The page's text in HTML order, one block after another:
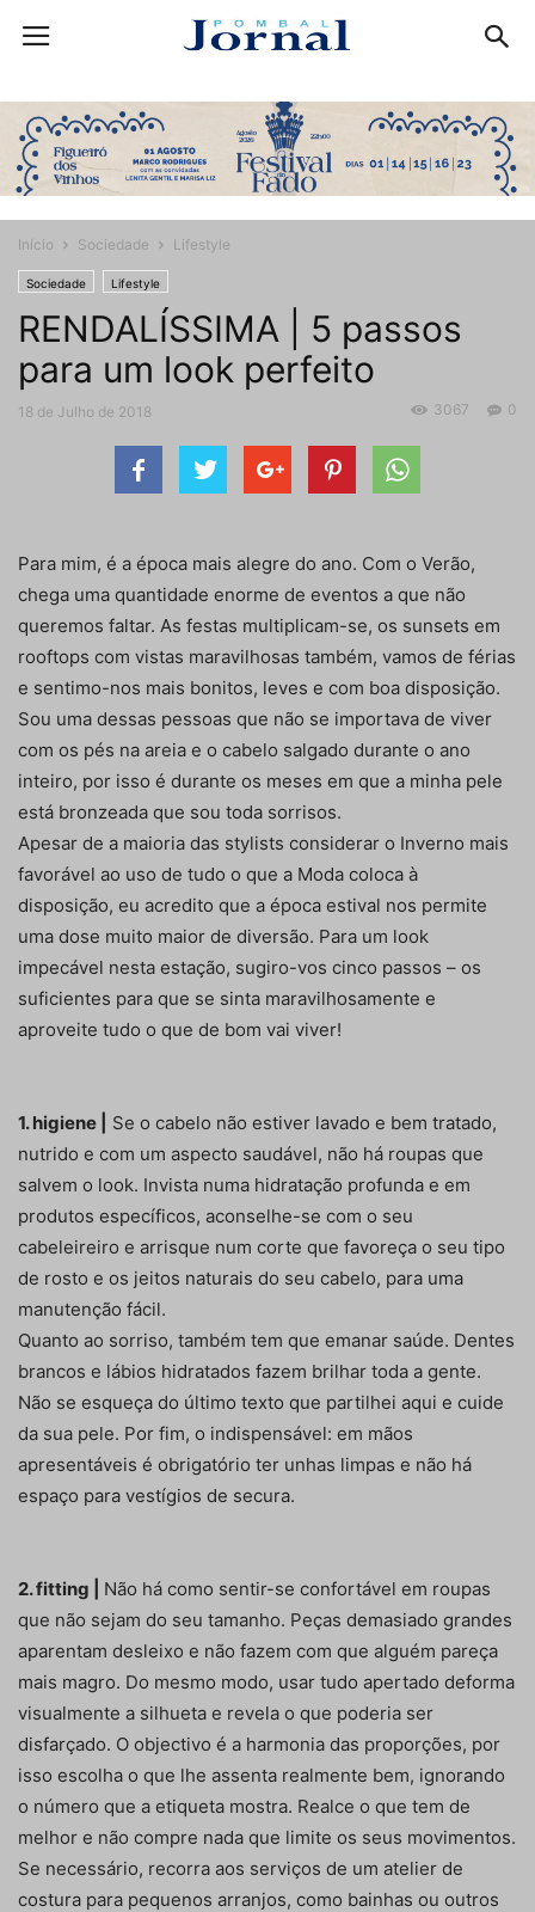
Início Sociedade Lifestyle
Sociedade Lifestyle
RENDALÍSSIMA | 5 passos
para um look perfeito
18 de Julho de 2018 0
3067
Para mim, é a época mais alegre do ano. Com o Verão,
chega uma quantidade enorme de eventos a que não
queremos faltar. As festas multiplicam-se, os sunsets em
rooftops com vistas maravilhosas também, vamos de férias
e sentimo-nos mais bonitos, leves e com boa disposição.
Sou uma dessas pessoas que não se importava de viver
com os pés na areia e o cabelo salgado durante o ano
inteiro, por isso é durante os meses em que a minha pele
está bronzeada que sou toda sorrisos.
Apesar de a maioria das stylists considerar o Inverno mais
favorável ao uso de tudo o que a Moda coloca à
disposição, eu acredito que a época estival nos permite
uma dose muito maior de diversão. Para um look
impecável nesta estação, sugiro-vos cinco passos – os
suficientes para que se sinta maravilhosamente e
aproveite tudo o que de bom vai viver!
1. higiene |
Se o cabelo não estiver lavado e bem tratado,
nutrido e com um aspecto saudável, não há roupas que
salvem o look. Invista numa hidratação profunda e em
produtos específicos, aconselhe-se com o seu
cabeleireiro e arrisque num corte que favoreça o seu tipo
de rosto e os jeitos naturais do seu cabelo, para uma
manutenção fácil.
Quanto ao sorriso, também tem que emanar saúde. Dentes
brancos e lábios hidratados fazem brilhar toda a gente.
Não se esqueça do último texto que partilhei aqui e cuide
da sua pele. Por fim, o indispensável: em mãos
apresentáveis é obrigatório ter unhas limpas e não há
espaço para vestígios de secura.
2. fitting | Não há como sentir-se confortável em roupas
que não sejam do seu tamanho. Peças demasiado grandes
aparentam desleixo e não fazem com que alguém pareça
mais magro. Do mesmo modo, usar tudo apertado deforma
visualmente a silhueta e revela o que poderia ser
disfarçado. O objectivo é a harmonia das proporções, por
isso escolha o que lhe assenta realmente bem, ignorando
o número que a etiqueta mostra. Realce o que tem de
melhor e não compre nada que limite os seus movimentos.
Se necessário, recorra aos serviços de um atelier de
costura para pequenos arranjos, como bainhas ou outros